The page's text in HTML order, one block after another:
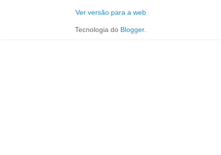
Ver versão para a web
Tecnologia do Blogger.